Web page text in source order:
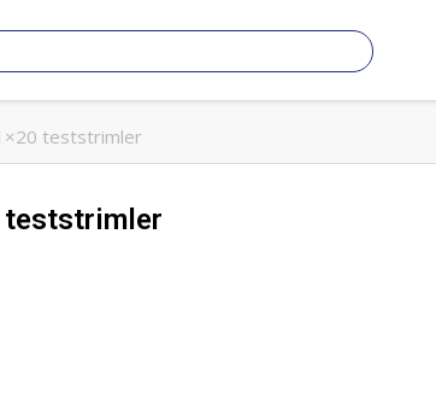
teststrimler
teststrimler